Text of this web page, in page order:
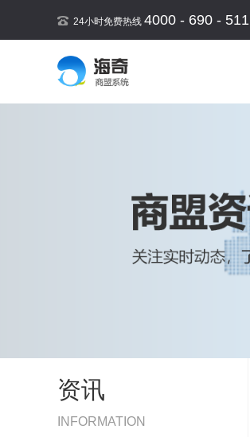
24小时免费热线 4000 - 690 - 511
资讯
INFORMATION